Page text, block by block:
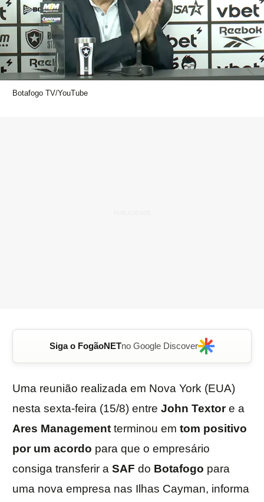
Botafogo TV/YouTube
Siga o FogãoNETno Google Discover
Uma reunião realizada em Nova York (EUA)
nesta sexta-feira (15/8) entre John Textore a
Ares Management terminou em tom positivo
por um acordo para que o empresário
consiga transferir a SAF do Botafogo para
uma nova empresa nas Ilhas Cayman, informa